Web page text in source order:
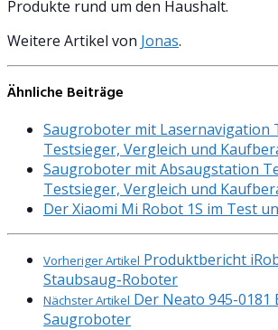
Produkte rund um den Haushalt.
Weitere Artikel von Jonas.
Ähnliche Beiträge
Saugroboter mit Lasernavigation
Testsieger, Vergleich und
Saugroboter mit Absaugstation
Testsieger, Vergleich und
Der Xiaomi Mi Robot 1S im Test
Vorheriger Artikel Produktbericht
Staubsaug-Roboter
Nächster Artikel Der Neato 945-0181
Saugroboter